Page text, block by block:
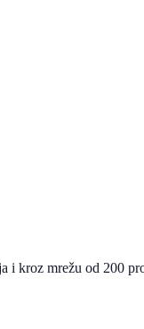
kroz mrežu od 200